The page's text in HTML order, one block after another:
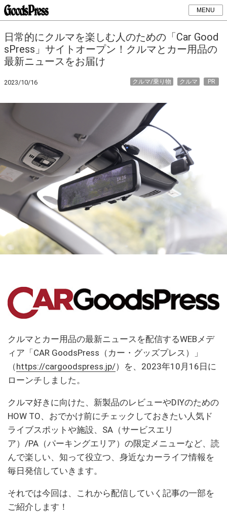
MENU
日常的にクルマを楽しむ人のための「Car Good
sPress」サイトオープン！クルマとカー用品の
最新ニュースをお届け
2023/10/16 PR
クルマ
クルマ/乗り物
クルマとカー用品の最新ニュースを配信するWEBメデ
ィア「 CAR GoodsPress （カー・グッズプレス）」
（https://cargoodspress.jp/）を、 2023年10 月 16 日に
ローンチしました。
クルマ好きに向けた、新製品のレビューやDIYのための
HOW TO、おでかけ前にチェックしておきたい人気ド
ライブスポットや施設、 SA（サービスエリ
ア）/PA（パーキングエリア） の限定メニューなど、読
んで楽しい、知って役立つ、身近なカーライフ情報を
毎日発信していきます。
それでは今回は、これから配信していく記事の一部を
ご紹介します！